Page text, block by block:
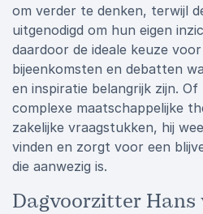
om verder te denken, terwijl
uitgenodigd om hun eigen
daardoor de ideale keuze
bijeenkomsten en debatten
en inspiratie belangrijk zijn.
complexe maatschappelijke
zakelijke vraagstukken, hij
vinden en zorgt voor een
die aanwezig is.
Dagvoorzitter Hans